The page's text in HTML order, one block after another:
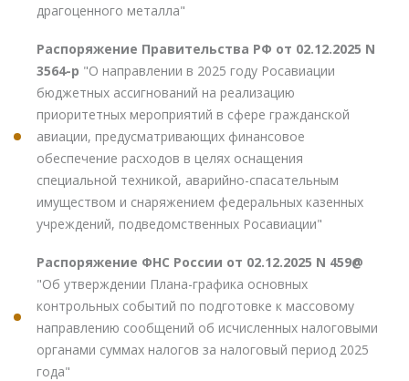
драгоценного металла"
Распоряжение Правительства РФ от 02.12.2025 N
3564-р "О направлении в 2025 году Росавиации
бюджетных ассигнований на реализацию
приоритетных мероприятий в сфере гражданской
авиации, предусматривающих финансовое
обеспечение расходов в целях оснащения
специальной техникой, аварийно-спасательным
имуществом и снаряжением федеральных казенных
учреждений, подведомственных Росавиации"
Распоряжение ФНС России от 02.12.2025 N 459@
"Об утверждении Плана-графика основных
контрольных событий по подготовке к массовому
направлению сообщений об исчисленных налоговыми
органами суммах налогов за налоговый период 2025
года"